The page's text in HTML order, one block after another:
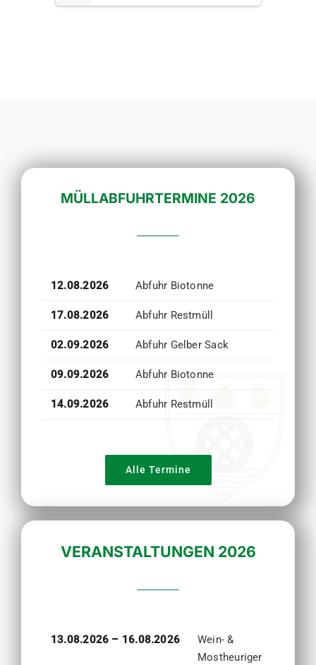
MÜLLABFUHRTERMINE 2026
12.08.2026 Abfuhr Biotonne
17.08.2026 Abfuhr Restmüll
02.09.2026 Abfuhr Gelber Sack
09.09.2026 Abfuhr Biotonne
14.09.2026 Abfuhr Restmüll
Alle Termine
VERANSTALTUNGEN 2026
13.08.2026 – 16.08.2026
Wein- &
Mostheuriger